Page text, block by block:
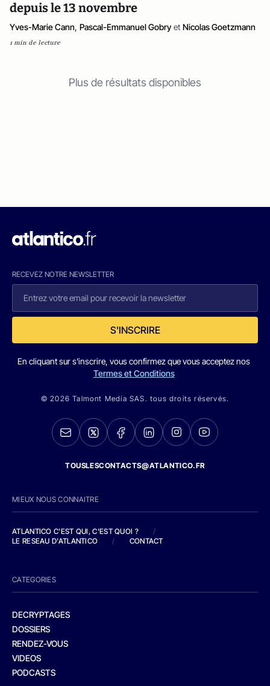
depuis le 13 novembre
Yves-Marie Cann, Pascal-Emmanuel Gobry et Nicolas Goetzmann
1 min de lecture
Plus de résultats disponibles
RECEVEZ NOTRE NEWSLETTER
S'INSCRIRE
En cliquant sur s'inscrire, vous confirmez que vous acceptez nos
Termes et Conditions
© 2026 Talmont Media SAS. tous droits réservés.
TOUSLESCONTACTS@ATLANTICO.FR
MIEUX NOUS CONNAITRE
ATLANTICO C'EST QUI, C'EST QUOI ?
/
LE RESEAU D'ATLANTICO
/ CONTACT
CATEGORIES
DECRYPTAGES
DOSSIERS
RENDEZ-VOUS
VIDEOS
PODCASTS